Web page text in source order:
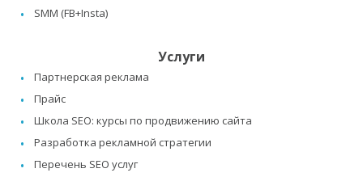
SMM (FB+Insta)
Услуги
Партнерская реклама
Прайс
Школа SEO: курсы по продвижению сайта
Разработка рекламной стратегии
Перечень SEO услуг